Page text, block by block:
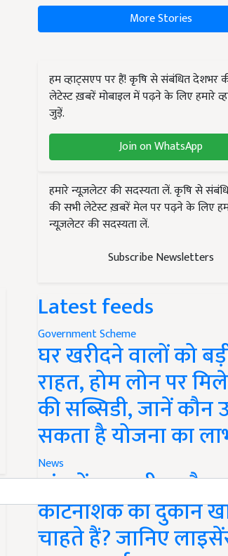
More Stories
हम व्हाट्सएप पर हैं! कृषि से संबंधित देशभर
लेटेस्ट ख़बरें मोबाइल में पढ़ने के लिए हमारे
जुड़ें.
Join on WhatsApp
हमारे न्यूज़लेटर की सदस्यता लें. कृषि से
की सभी लेटेस्ट ख़बरें मेल पर पढ़ने के लिए
न्यूज़लेटर की सदस्यता लें.
Subscribe Newsletters
Latest feeds
Government Scheme
घर खरीदने वालों को
राहत, होम लोन पर
की सब्सिडी, जानें कौन
सकता है योजना का
News
गांव में खाद, बीज और
कीटनाशक की दुकान
चाहते हैं? जानिए